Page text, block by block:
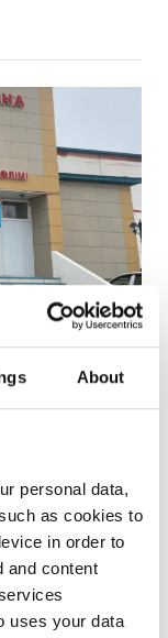
About
personal data,
as cookies to
in order to
and content
uses your data
Kazaly
Брондау